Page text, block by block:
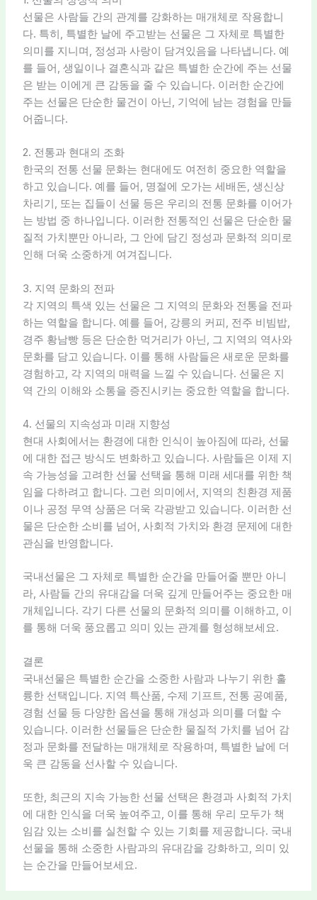
선물은 사람들 간의 관계를 강화하는 매개체로 작용합니
다. 특히, 특별한 날에 주고받는 선물은 그 자체로 특별한
의미를 지니며, 정성과 사랑이 담겨있음을 나타냅니다. 예
를 들어, 생일이나 결혼식과 같은 특별한 순간에 주는 선물
은 받는 이에게 큰 감동을 줄 수 있습니다. 이러한 순간에
주는 선물은 단순한 물건이 아닌, 기억에 남는 경험을 만들
어줍니다.
2. 전통과 현대의 조화
한국의 전통 선물 문화는 현대에도 여전히 중요한 역할을
하고 있습니다. 예를 들어, 명절에 오가는 세배돈, 생신상
차리기, 또는 집들이 선물 등은 우리의 전통 문화를 이어가
는 방법 중 하나입니다. 이러한 전통적인 선물은 단순한 물
질적 가치뿐만 아니라, 그 안에 담긴 정성과 문화적 의미로
인해 더욱 소중하게 여겨집니다.
3. 지역 문화의 전파
각 지역의 특색 있는 선물은 그 지역의 문화와 전통을 전파
하는 역할을 합니다. 예를 들어, 강릉의 커피, 전주 비빔밥,
경주 황남빵 등은 단순한 먹거리가 아닌, 그 지역의 역사와
문화를 담고 있습니다. 이를 통해 사람들은 새로운 문화를
경험하고, 각 지역의 매력을 느낄 수 있습니다. 선물은 지
역 간의 이해와 소통을 증진시키는 중요한 역할을 합니다.
4. 선물의 지속성과 미래 지향성
현대 사회에서는 환경에 대한 인식이 높아짐에 따라, 선물
에 대한 접근 방식도 변화하고 있습니다. 사람들은 이제 지
속 가능성을 고려한 선물 선택을 통해 미래 세대를 위한 책
임을 다하려고 합니다. 그런 의미에서, 지역의 친환경 제품
이나 공정 무역 상품은 더욱 각광받고 있습니다. 이러한 선
물은 단순한 소비를 넘어, 사회적 가치와 환경 문제에 대한
관심을 반영합니다.
국내선물은 그 자체로 특별한 순간을 만들어줄 뿐만 아니
라, 사람들 간의 유대감을 더욱 깊게 만들어주는 중요한 매
개체입니다. 각기 다른 선물의 문화적 의미를 이해하고, 이
를 통해 더욱 풍요롭고 의미 있는 관계를 형성해보세요.
결론
국내선물은 특별한 순간을 소중한 사람과 나누기 위한 훌
륭한 선택입니다. 지역 특산품, 수제 기프트, 전통 공예품,
경험 선물 등 다양한 옵션을 통해 개성과 의미를 더할 수
있습니다. 이러한 선물들은 단순한 물질적 가치를 넘어 감
정과 문화를 전달하는 매개체로 작용하며, 특별한 날에 더
욱 큰 감동을 선사할 수 있습니다.
또한, 최근의 지속 가능한 선물 선택은 환경과 사회적 가치
에 대한 인식을 더욱 높여주고, 이를 통해 우리 모두가 책
임감 있는 소비를 실천할 수 있는 기회를 제공합니다. 국내
선물을 통해 소중한 사람과의 유대감을 강화하고, 의미 있
는 순간을 만들어보세요.